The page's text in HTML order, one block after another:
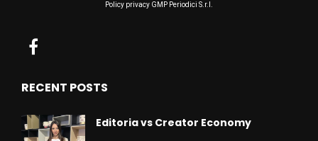
Policy privacy GMP Periodici S.r.l.
RECENT POSTS
Editoria vs Creator Economy